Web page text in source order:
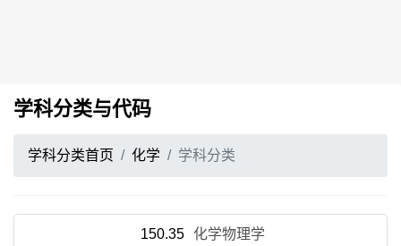
学科分类与代码
学科分类首页 化学 学科分类
150.35 化学物理学